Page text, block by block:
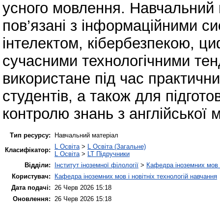
усного мовлення. Навчальний
пов’язані з інформаційними
інтелектом, кібербезпекою,
сучасними технологічними
використане під час
студентів, а також для
контролю знань з
Тип ресурсу:
Навчальний матеріал
Класифікатор:
L Освіта > L Освіта (Загальне)
L Освіта > LT Підручники
Відділи:
Інститут іноземної філології > Кафедра іноземних мов
Користувач:
Кафедра іноземних мов і новітніх технологій навчання
Дата подачі:
26 Черв 2026 15:18
Оновлення:
26 Черв 2026 15:18